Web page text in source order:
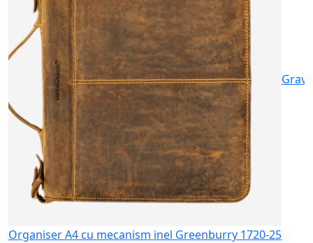
Organiser A4 cu mecanism inel Greenburry 1720-25